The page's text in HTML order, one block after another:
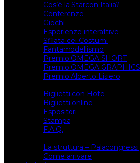
Cos’è la Starcon Italia?
Conferenze
Giochi
Esperienze interattive
Sfilata dei Costumi
Fantamodellismo
Premio OMEGA SHORT
Premio OMEGA GRAPHICS
Premio Alberto Lisiero
Biglietti con Hotel
Biglietti online
Espositori
Stampa
F.A.Q.
La struttura – Palacongressi
Come arrivare